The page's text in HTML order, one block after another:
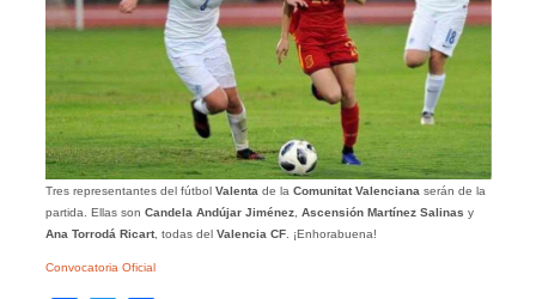
Tres representantes del fútbol Valenta de la Comunitat Valenciana serán de la
partida. Ellas son Candela Andújar Jiménez, Ascensión Martínez Salinas y
Ana Torrodá Ricart, todas del Valencia CF. ¡Enhorabuena!
Convocatoria Oficial